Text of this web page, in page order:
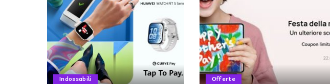
Indossabili Offerte